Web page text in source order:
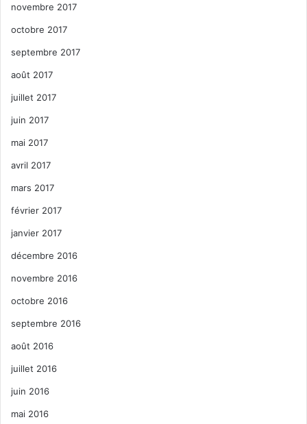
novembre 2017
octobre 2017
septembre 2017
août 2017
juillet 2017
juin 2017
mai 2017
avril 2017
mars 2017
février 2017
janvier 2017
décembre 2016
novembre 2016
octobre 2016
septembre 2016
août 2016
juillet 2016
juin 2016
mai 2016